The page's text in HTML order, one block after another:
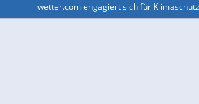
wetter.com engagiert sich für